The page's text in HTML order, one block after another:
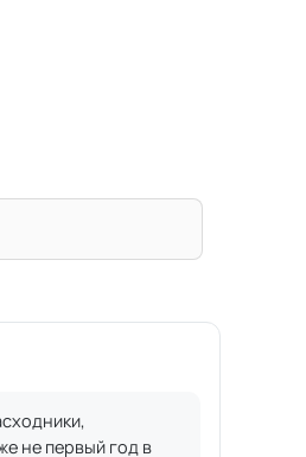
не первый год в